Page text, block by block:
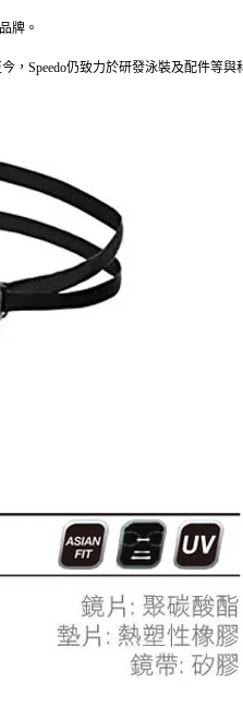
牌。
今，Speedo仍致力於研發泳裝及配件等